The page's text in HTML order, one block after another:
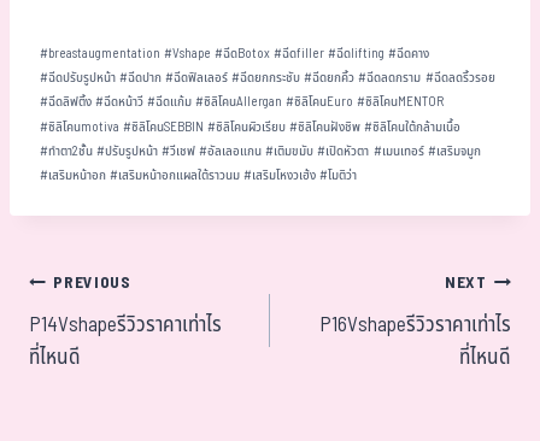
#breastaugmentation #Vshape #ฉีดBotox#ฉีดfiller#ฉีดlifting #ฉีดคาง
#ฉีดปรับรูปหน้า#ฉีดปาก#ฉีดฟิลเลอร์#ฉีดยกกระชับ#ฉีดยกคิ้ว #ฉีดลดกราม #ฉีดลดริ้วรอย
#ฉีดลิฟติ้ง#ฉีดหน้าวี#ฉีดแก้ม#ซิลิโคนAllergan #ซิลิโคนEuro #ซิลิโคนMENTOR
#ซิลิโคนmotiva #ซิลิโคนSEBBIN #ซิลิโคนผิวเรียบ#ซิลิโคนฝังชิพ#ซิลิโคนใต้กล้ามเนื้อ
#ทำตา2ชั้น#ปรับรูปหน้า#วีเชฟ#อัลเลอแกน#เติมขมับ #เปิดหัวตา #เมนเทอร์ #เสริมจมูก
#เสริมหน้าอก#เสริมหน้าอกแผลใต้ราวนม#เสริมโหงวเฮ้ง#โมติว่า
PREVIOUS
P14Vshapeรีวิวราคาเท่าไร
ที่ไหนดี
NEXT
P16Vshapeรีวิวราคาเท่าไร
ที่ไหนดี